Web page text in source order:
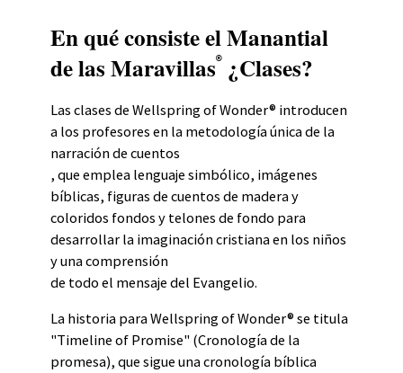
En qué consiste el Manantial
de las Maravillas® ¿Clases?
Las clases de Wellspring of Wonder® introducen
a los profesores en la metodología única de la
narración de cuentos
, que emplea lenguaje simbólico, imágenes
bíblicas, figuras de cuentos de madera y
coloridos fondos y telones de fondo para
desarrollar la imaginación cristiana en los niños
y una comprensión
de todo el mensaje del Evangelio.
La historia para Wellspring of Wonder® se titula
"Timeline of Promise" (Cronología de la
promesa), que sigue una cronología bíblica